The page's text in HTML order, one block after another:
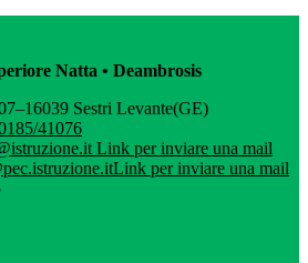
Natta • Deambrosis
Sestri Levante(GE)
41076
Link per inviare una mail
Link per inviare una mail